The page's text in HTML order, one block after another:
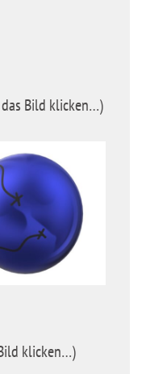
Bild klicken…)
klicken…)